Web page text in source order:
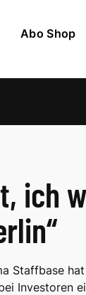
Abo Shop
ich
Staffbase
Investoren